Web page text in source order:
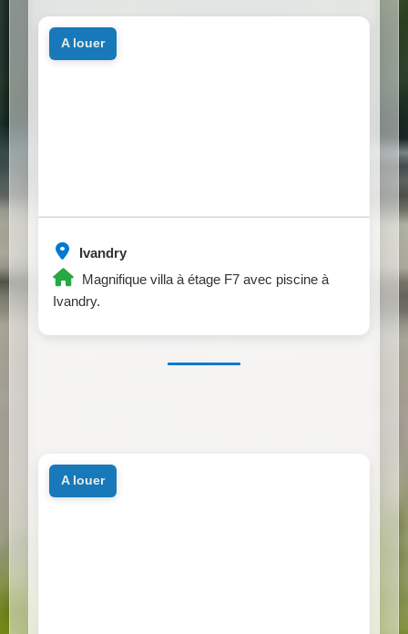
Ivandry
Magnifique villa à étage F7 avec piscine à
Ivandry.
a louer
a louer